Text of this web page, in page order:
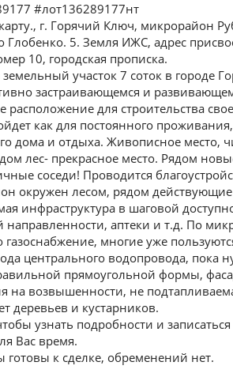
#лот136289177нт
г. Горячий Ключ, микрорайон
Глобенко. 5. Земля ИЖС, адрес
10, городская прописка.
земельный участок 7 соток в городе
застраивающемся и
расположение для строительства
как для постоянного
дома и отдыха. Живописное место,
лес- прекрасное место. Рядом
соседи! Проводится
окружен лесом, рядом действующие
инфраструктура в шаговой
направленности, аптеки и т.д. По
газоснабжение, многие уже
центрального водопровода, пока
прямоугольной формы,
на возвышенности, не
деревьев и кустарников.
узнать подробности и
Вас время.
готовы к сделке, обременений нет.